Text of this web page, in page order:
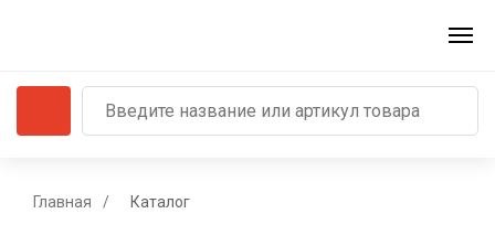
Главная / Каталог